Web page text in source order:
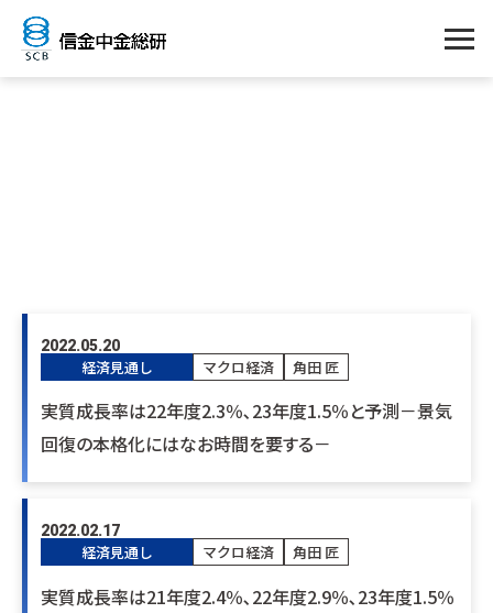
2022.05.20
経済見通し マクロ経済 角田 匠
実質成長率は22年度2.3％､23年度1.5％と予測－景気
回復の本格化にはなお時間を要する－
2022.02.17
経済見通し マクロ経済 角田 匠
実質成長率は21年度2.4％､22年度2.9％､23年度1.5％